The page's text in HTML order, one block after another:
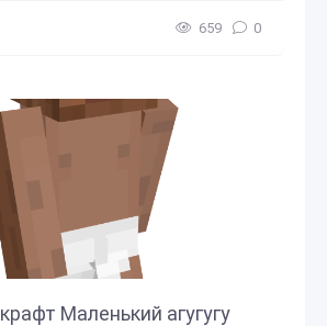
659 0
Маленький агугугу